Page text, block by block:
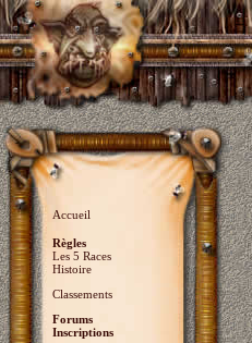
Accueil
Règles
Les 5 Races
Histoire
Classements
Forums
Inscriptions